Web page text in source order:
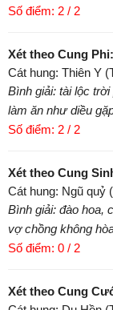
Số điểm: 2 / 2
Xét theo Cung
Cát hung: Thiên Y
Bình giải: tài lộc
làm ăn như diều
Số điểm: 2 / 2
Xét theo Cung
Cát hung: Ngũ quỷ
Bình giải: đào hoa,
vợ chồng không
Số điểm: 0 / 2
Xét theo Cung